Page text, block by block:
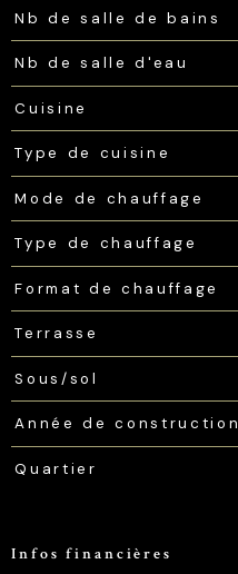
Nb de salle de bains
Nb de salle d'eau
Cuisine
Type de cuisine
Mode de chauffage
Type de chauffage
Format de chauffage
Terrasse
Sous/sol
Année de construction
Quartier
Infos financières